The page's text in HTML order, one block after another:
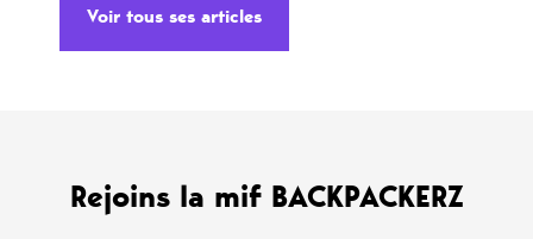
Voir tous ses articles
Rejoins la mif BACKPACKERZ